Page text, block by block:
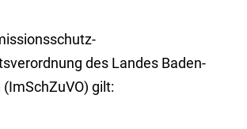
des Landes Baden-
gilt: